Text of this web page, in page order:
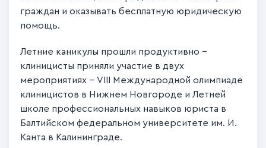
граждан и оказывать бесплатную юридическую
помощь.
Летние каникулы прошли продуктивно –
клиницисты приняли участие в двух
мероприятиях – VIII Международной олимпиаде
клиницистов в Нижнем Новгороде и Летней
школе профессиональных навыков юриста в
Балтийском федеральном университете им. И.
Канта в Калининграде.